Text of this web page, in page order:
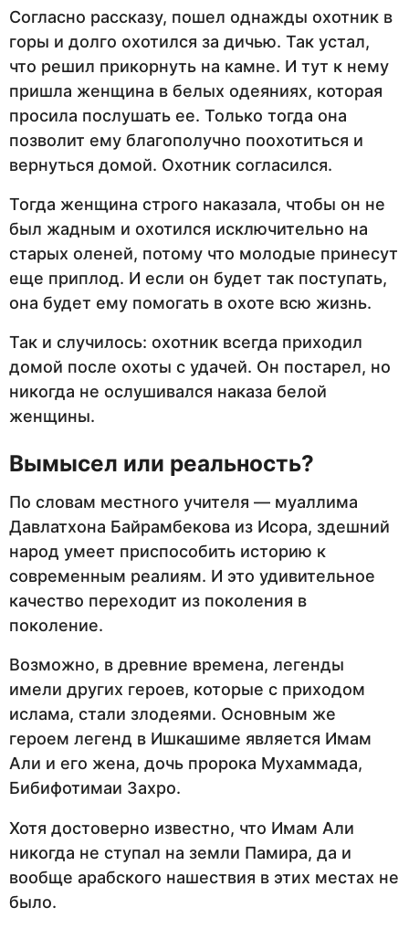
Согласно рассказу, пошел однажды охотник в
горы и долго охотился за дичью. Так устал,
что решил прикорнуть на камне. И тут к нему
пришла женщина в белых одеяниях, которая
просила послушать ее. Только тогда она
позволит ему благополучно поохотиться и
вернуться домой. Охотник согласился.
Тогда женщина строго наказала, чтобы он не
был жадным и охотился исключительно на
старых оленей, потому что молодые принесут
еще приплод. И если он будет так поступать,
она будет ему помогать в охоте всю жизнь.
Так и случилось: охотник всегда приходил
домой после охоты с удачей. Он постарел, но
никогда не ослушивался наказа белой
женщины.
Вымысел или реальность?
По словам местного учителя — муаллима
Давлатхона Байрамбекова из Исора, здешний
народ умеет приспособить историю к
современным реалиям. И это удивительное
качество переходит из поколения в
поколение.
Возможно, в древние времена, легенды
имели других героев, которые с приходом
ислама, стали злодеями. Основным же
героем легенд в Ишкашиме является Имам
Али и его жена, дочь пророка Мухаммада,
Бибифотимаи Захро.
Хотя достоверно известно, что Имам Али
никогда не ступал на земли Памира, да и
вообще арабского нашествия в этих местах не
было.